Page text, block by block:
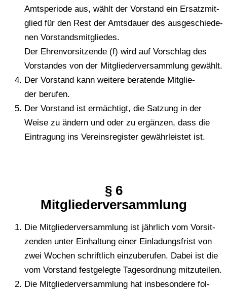
Amts­pe­ri­ode aus, wählt der Vor­stand ein Ersatz­mit­
glied für den Rest der Amts­dau­er des aus­ge­schie­de­
nen Vor­stands­mit­glie­des.
Der Ehren­vor­sit­zen­de (f) wird auf Vor­schlag des
Vor­stan­des von der Mit­glie­der­ver­samm­lung gewählt.
Der Vor­stand kann wei­te­re bera­ten­de Mit­glie­
der berufen.
Der Vor­stand ist ermäch­tigt, die Sat­zung in der
Weise zu ändern und oder zu ergän­zen, dass die
Ein­tra­gung ins Ver­eins­re­gis­ter gewähr­leis­tet ist.
§ 6
Mit­glie­der­ver­samm­lung
Die Mit­glie­der­ver­samm­lung ist jähr­lich vom Vor­sit­
zen­den unter Ein­hal­tung einer Ein­la­dungs­frist von
zwei Wochen schrift­lich ein­zu­be­ru­fen. Dabei ist die
vom Vor­stand fest­ge­leg­te Tages­ord­nung mitzuteilen.
Die Mit­glie­der­ver­samm­lung hat ins­be­son­de­re fol­